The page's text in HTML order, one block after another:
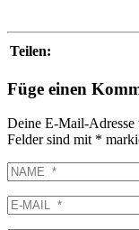
Teilen:
Füge einen
Deine E-Mail-
Felder sind mit *